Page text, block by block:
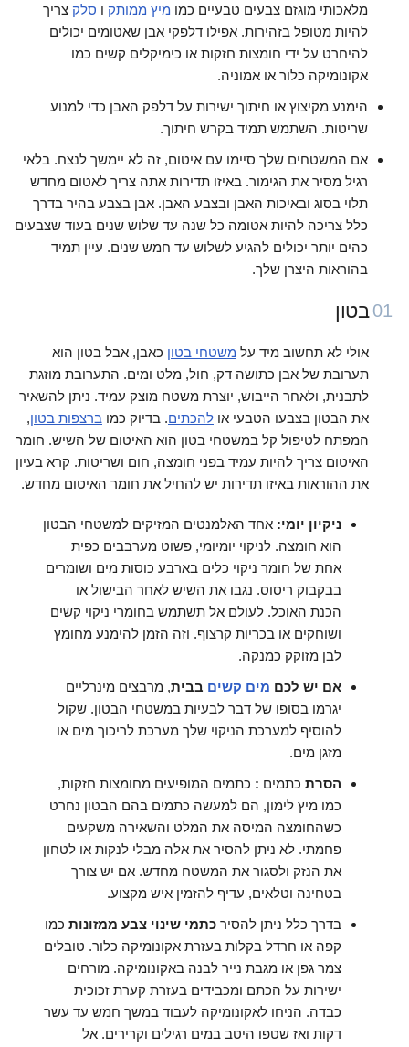
מלאכותי מוגזם צבעים טבעיים כמו מיץ ממותק ו סלק צריך
להיות מטופל בזהירות. אפילו דלפקי אבן שאטומים יכולים
להיחרט על ידי חומצות חזקות או כימיקלים קשים כמו
אקונומיקה כלור או אמוניה.
הימנע מקיצוץ או חיתוך ישירות על דלפק האבן כדי למנוע
שריטות. השתמש תמיד בקרש חיתוך.
אם המשטחים שלך סיימו עם איטום, זה לא יימשך לנצח. בלאי
רגיל מסיר את הגימור. באיזו תדירות אתה צריך לאטום מחדש
תלוי בסוג ובאיכות האבן ובצבע האבן. אבן בצבע בהיר בדרך
כלל צריכה להיות אטומה כל שנה עד שלוש שנים בעוד שצבעים
כהים יותר יכולים להגיע לשלוש עד חמש שנים. עיין תמיד
בהוראות היצרן שלך.
01 בטון
אולי לא תחשוב מיד על משטחי בטון כאבן, אבל בטון הוא
תערובת של אבן כתושה דק, חול, מלט ומים. התערובת מוזגת
לתבנית, ולאחר הייבוש, יוצרת משטח מוצק עמיד. ניתן להשאיר
את הבטון בצבעו הטבעי או להכתים. בדיוק כמו ברצפות בטון,
המפתח לטיפול קל במשטחי בטון הוא האיטום של השיש. חומר
האיטום צריך להיות עמיד בפני חומצה, חום ושריטות. קרא בעיון
את ההוראות באיזו תדירות יש להחיל את חומר האיטום מחדש.
ניקיון יומי: אחד האלמנטים המזיקים למשטחי הבטון
הוא חומצה. לניקוי יומיומי, פשוט מערבבים כפית
אחת של חומר ניקוי כלים בארבע כוסות מים ושומרים
בבקבוק ריסוס. נגבו את השיש לאחר הבישול או
הכנת האוכל. לעולם אל תשתמש בחומרי ניקוי קשים
ושוחקים או בכריות קרצוף. וזה הזמן להימנע מחומץ
לבן מזוקק כמנקה.
אם יש לכם מים קשים בבית, מרבצים מינרליים
יגרמו בסופו של דבר לבעיות במשטחי הבטון. שקול
להוסיף למערכת הניקוי שלך מערכת לריכוך מים או
מזגן מים.
הסרת כתמים : כתמים המופיעים מחומצות חזקות,
כמו מיץ לימון, הם למעשה כתמים בהם הבטון נחרט
כשהחומצה המיסה את המלט והשאירה משקעים
פחמתי. לא ניתן להסיר את אלה מבלי לנקות או לטחון
את הנזק ולסגור את המשטח מחדש. אם יש צורך
בטחינה וטלאים, עדיף להזמין איש מקצוע.
בדרך כלל ניתן להסיר כתמי שינוי צבע ממזונות כמו
קפה או חרדל בקלות בעזרת אקונומיקה כלור. טובלים
צמר גפן או מגבת נייר לבנה באקונומיקה. מורחים
ישירות על הכתם ומכבידים בעזרת קערת זכוכית
כבדה. הניחו לאקונומיקה לעבוד במשך חמש עד עשר
דקות ואז שטפו היטב במים רגילים וקרירים. אל